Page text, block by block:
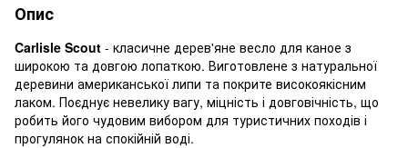
Опис
Carlisle Scout - класичне дерев'яне весло для каное з
широкою та довгою лопаткою. Виготовлене з натуральної
деревини американської липи та покрите високоякісним
лаком. Поєднує невелику вагу, міцність і довговічність, що
робить його чудовим вибором для туристичних походів і
прогулянок на спокійній воді.